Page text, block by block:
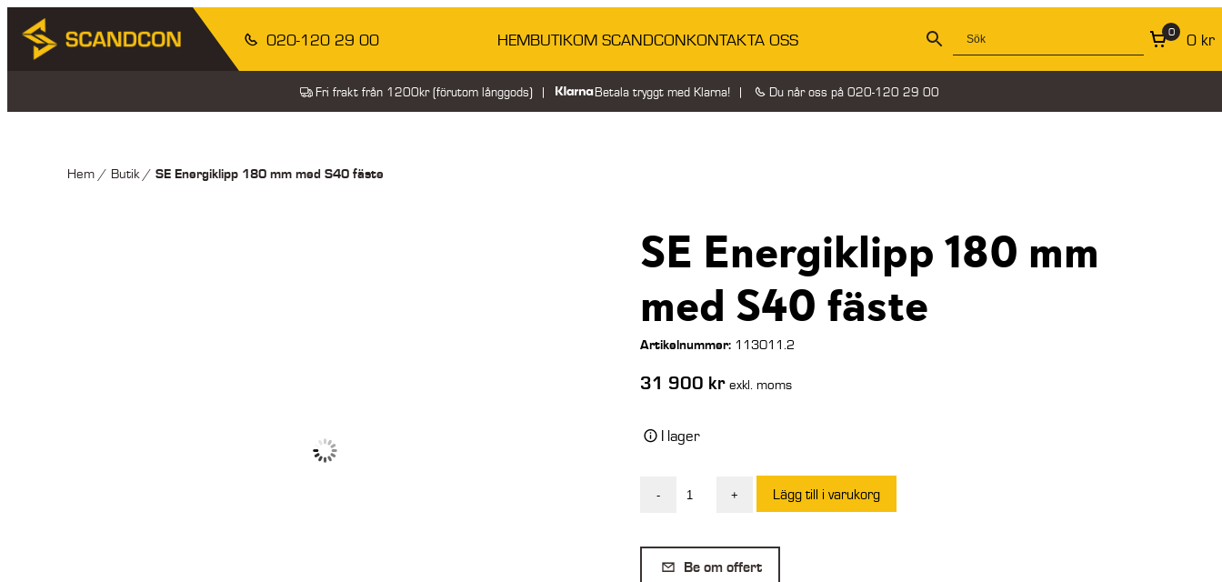
020-120 29 00 HEMBUTIKOM SCANDCONKONTAKTA OSS 0 0 kr
Fri frakt från 1200kr (förutom långgods) Betala tryggt med Klarna! Du når oss på 020-120 29 00
Hem / Butik/SE Energiklipp 180 mm med S40 fäste
SE Energiklipp 180 mm
med S40 fäste
Artikelnummer: 113011.2
31 900 kr exkl. moms
I lager
-
180
+ Lägg till i varukorg
Be om offert